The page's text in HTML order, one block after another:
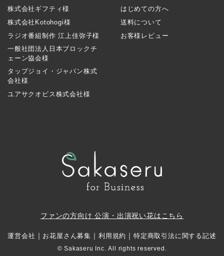
株式会社ギフティ様
株式会社Kotohogi様
ラジオ番組制作 江上佳弥子様
一般社団法人日本ブロックチ
ェーン協会様
タップジョイ・ジャパン株式
会社様
ユアサクオビス株式会社様
はじめての方へ
送料について
お客様レビュー
ファンの方向け 公演・出演祝い花はこちら
運営会社 ｜ お花屋さん募集 ｜ 利用規約 ｜ 特定商取引法に関する記述
© Sakaseru Inc. All rights reserved.